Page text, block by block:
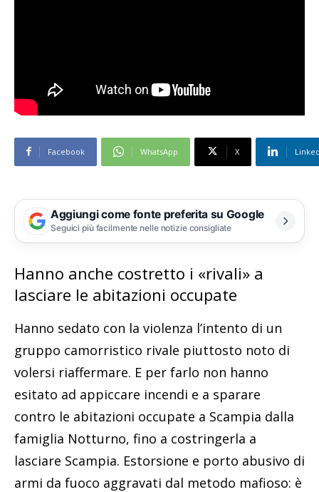
Facebook WhatsApp X
Aggiungi come fonte preferita su Google
Seguici più facilmente nelle notizie consigliate
Hanno anche costretto i «rivali» a
lasciare le abitazioni occupate
Hanno sedato con la violenza l’intento di un
gruppo camorristico rivale piuttosto noto di
volersi riaffermare. E per farlo non hanno
esitato ad appiccare incendi e a sparare
contro le abitazioni occupate a Scampia dalla
famiglia Notturno, fino a costringerla a
lasciare Scampia. Estorsione e porto abusivo di
armi da fuoco aggravati dal metodo mafioso: è